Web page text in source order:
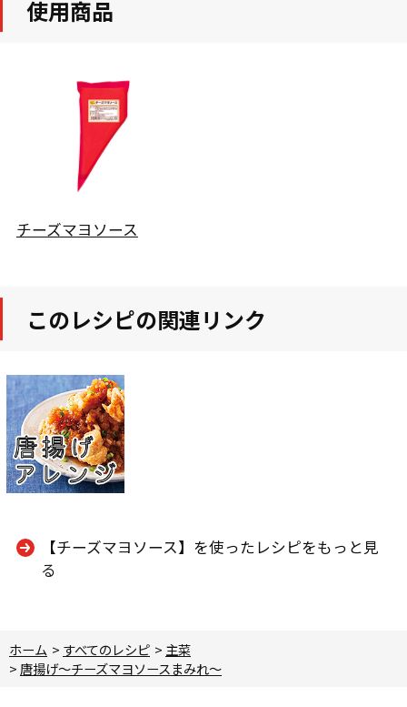
使用商品
チーズマヨソース
このレシピの関連リンク
【チーズマヨソース】を使ったレシピをもっと見
る
ホーム > すべてのレシピ > 主菜
> 唐揚げ～チーズマヨソースまみれ～